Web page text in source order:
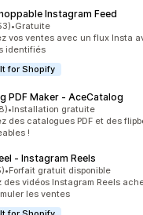
Instagram Feed
sur 5
au total
•Gratuite
vos ventes avec un flux Insta
identifiés
for Shopify
PDF Maker ‑ AceCatalog
sur 5
total
•Installation gratuite
des catalogues PDF et des
!
‑ Instagram Reels
sur 5
total
•Forfait gratuit disponible
des vidéos Instagram Reels
les ventes